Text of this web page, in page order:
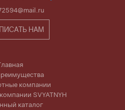
НАМ
компании
SVYATNYH
каталог